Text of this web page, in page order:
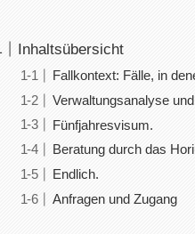
Inhaltsübersicht
Fallkontext: Fälle, in
Verwaltungsanalyse
Fünfjahresvisum.
Beratung durch das
Endlich.
Anfragen und Zugang